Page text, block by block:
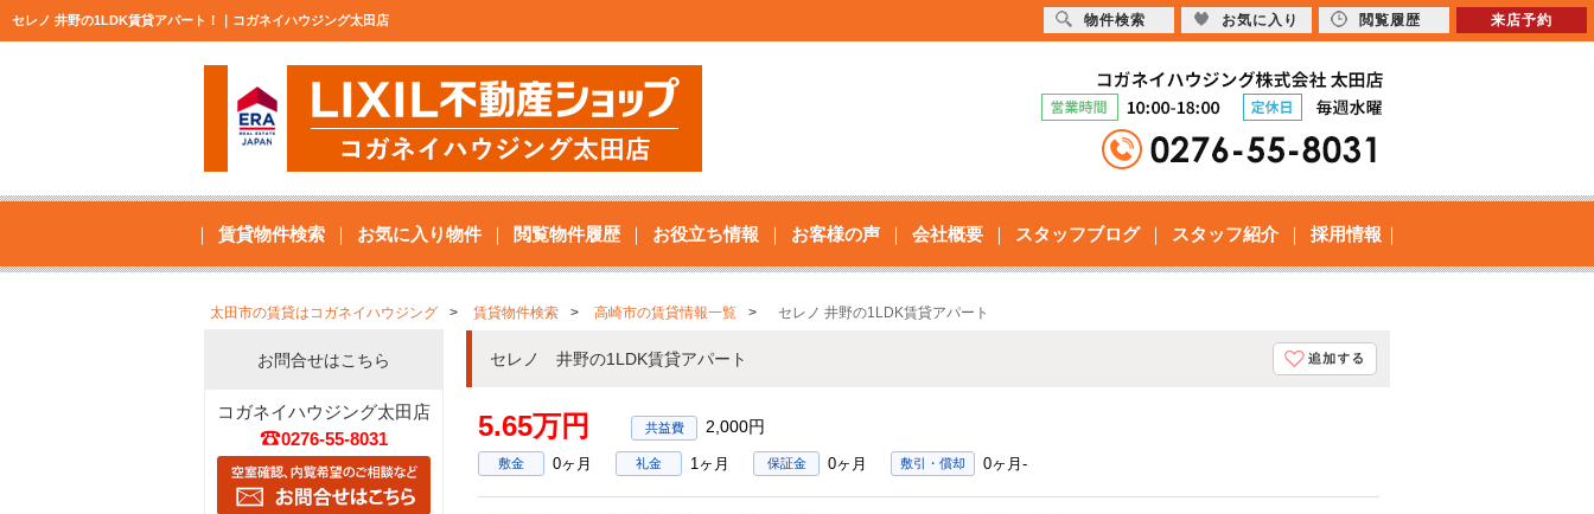
セレノ 井野の1LDK賃貸アパート！｜コガネイハウジング太田店
賃貸物件検索 お気に入り物件 閲覧物件履歴 お役立ち情報 お客様の声 会社概要 スタッフブログ スタッフ紹介 採用情報
太田市の賃貸はコガネイハウジング 賃貸物件検索 高崎市の賃貸情報一覧 セレノ 井野の1LDK賃貸アパート
セレノ 井野の1LDK賃貸アパート
5.65万円 2,000円
敷金 0ヶ月 礼金 1ヶ月 保証金 0ヶ月 敷引・償却 0ヶ月-
お問合せはこちら
コガネイハウジング太田店
0276-55-8031
物件検索 お気に入り 閲覧履歴 来店予約